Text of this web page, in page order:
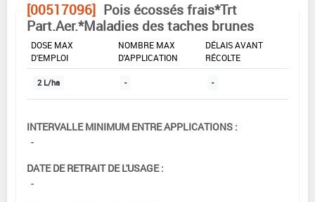
[00517096] Pois écossés frais*Trt
Part.Aer.*Maladies des taches brunes
DOSE MAX
D'EMPLOI
NOMBRE MAX
D'APPLICATION
DÉLAIS AVANT
RÉCOLTE
2 L/ha - -
INTERVALLE MINIMUM ENTRE APPLICATIONS :
-
DATE DE RETRAIT DE L'USAGE :
-